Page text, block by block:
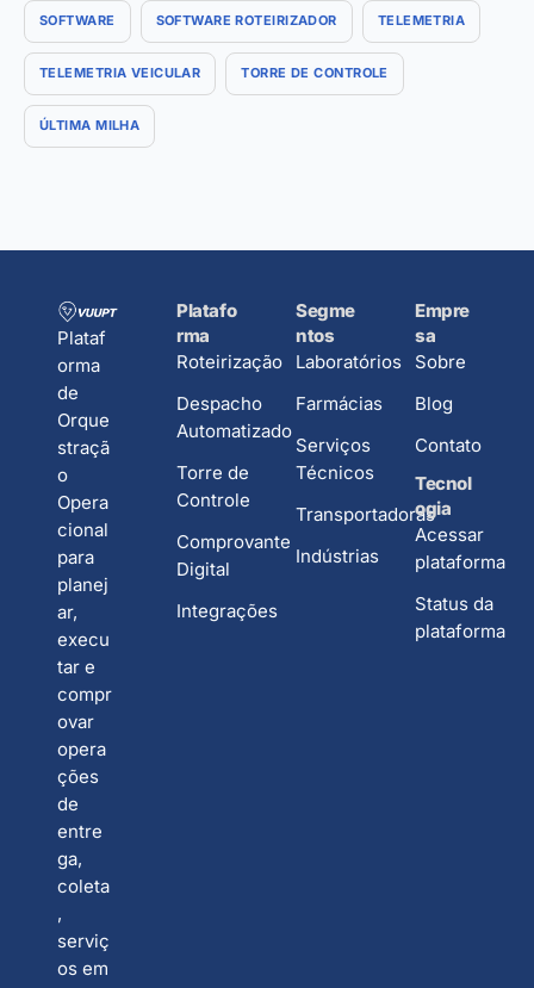
SOFTWARE SOFTWARE ROTEIRIZADOR TELEMETRIA
TELEMETRIA VEICULAR TORRE DE CONTROLE
ÚLTIMA MILHA
Plataf
orma
de
Orque
straçã
o
Opera
cional
para
planej
ar,
execu
tar e
compr
ovar
opera
ções
de
entre
ga,
coleta
,
serviç
os em
Platafo
rma
Roteirização
Despacho
Automatizado
Torre de
Controle
Comprovante
Digital
Integrações
Segme
ntos
Laboratórios
Farmácias
Serviços
Técnicos
Transportadoras
Indústrias
Empre
sa
Sobre
Blog
Contato
Tecnol
ogia
Acessar
plataforma
Status da
plataforma